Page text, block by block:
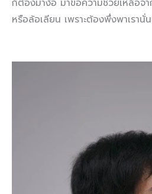
ก็ต้องมาง้อ มาขอความช่วยเหลือจา
หรือล้อเลียน เพราะต้องพึ่งพาเรานั่